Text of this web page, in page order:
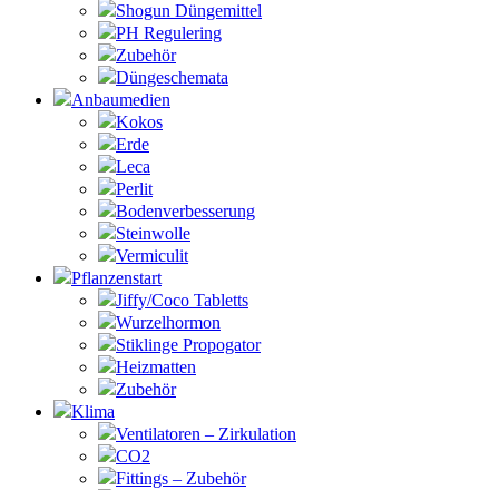
Shogun Düngemittel
PH Regulering
Zubehör
Düngeschemata
Anbaumedien
Kokos
Erde
Leca
Perlit
Bodenverbesserung
Steinwolle
Vermiculit
Pflanzenstart
Jiffy/Coco Tabletts
Wurzelhormon
Stiklinge Propogator
Heizmatten
Zubehör
Klima
Ventilatoren – Zirkulation
CO2
Fittings – Zubehör